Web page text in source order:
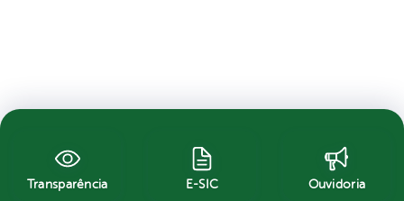
Transparência E-SIC Ouvidoria